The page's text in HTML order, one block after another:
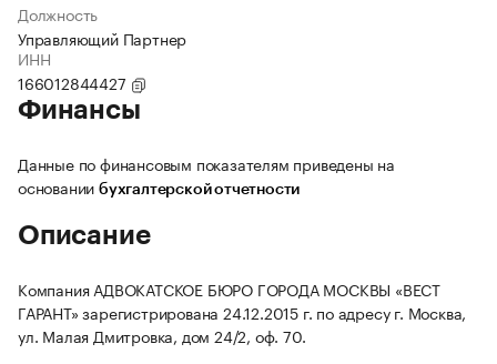
Должность
Управляющий Партнер
ИНН
166012844427
Финансы
Данные по финансовым показателям приведены на
основании бухгалтерской отчетности
Описание
Компания АДВОКАТСКОЕ БЮРО ГОРОДА МОСКВЫ «ВЕСТ
ГАРАНТ» зарегистрирована 24.12.2015 г. по адресу г. Москва,
ул. Малая Дмитровка, дом 24/2, оф. 70.